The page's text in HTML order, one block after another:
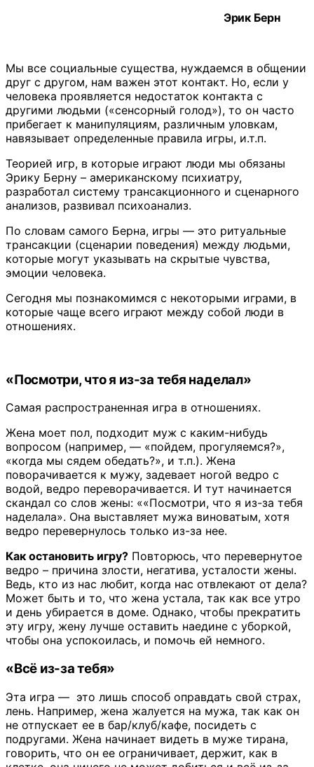
Эрик Берн
Мы все социальные существа, нуждаемся в общении
друг с другом, нам важен этот контакт. Но, если у
человека проявляется недостаток контакта с
другими людьми («сенсорный голод»), то он часто
прибегает к манипуляциям, различным уловкам,
навязывает определенные правила игры, и.т.п.
Теорией игр, в которые играют люди мы обязаны
Эрику Берну – американскому психиатру,
разработал систему трансакционного и сценарного
анализов, развивал психоанализ.
По словам самого Берна, игры — это ритуальные
трансакции (сценарии поведения) между людьми,
которые могут указывать на скрытые чувства,
эмоции человека.
Сегодня мы познакомимся с некоторыми играми, в
которые чаще всего играют между собой люди в
отношениях.
«Посмотри, что я из-за тебя наделал»
Самая распространенная игра в отношениях.
Жена моет пол, подходит муж с каким-нибудь
вопросом (например, — «пойдем, прогуляемся?»,
«когда мы сядем обедать?», и т.п.). Жена
поворачивается к мужу, задевает ногой ведро с
водой, ведро переворачивается. И тут начинается
скандал со слов жены: ««Посмотри, что я из-за тебя
наделала». Она выставляет мужа виноватым, хотя
ведро перевернулось только из-за нее.
Как остановить игру? Повторюсь, что перевернутое
ведро – причина злости, негатива, усталости жены.
Ведь, кто из нас любит, когда нас отвлекают от дела?
Может быть и то, что жена устала, так как все утро
и день убирается в доме. Однако, чтобы прекратить
эту игру, жену лучше оставить наедине с уборкой,
чтобы она успокоилась, и помочь ей немного.
«Всё из-за тебя»
Эта игра — это лишь способ оправдать свой страх,
лень. Например, жена жалуется на мужа, так как он
не отпускает ее в бар/клуб/кафе, посидеть с
подругами. Жена начинает видеть в муже тирана,
говорить, что он ее ограничивает, держит, как в